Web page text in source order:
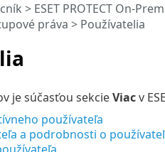
> ESET PROTECT On-Prem
práva > Používatelia
je súčasťou sekcieViacv
používateľa
a podrobnosti o